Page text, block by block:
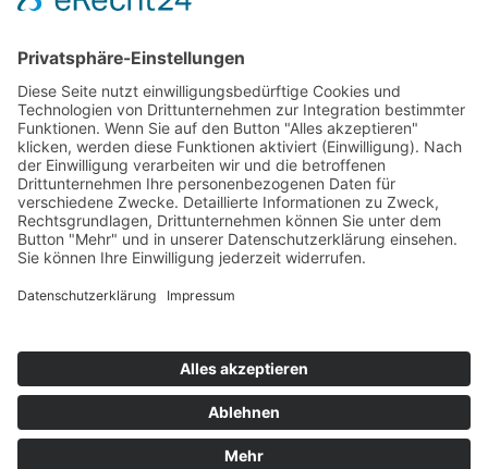
Unverbindlich Kontakt aufnehmen
Rammertstraße 28
72072 Tübingen
Tel.: +49 (0) 7071 85 94 001
Fax: +49 (0) 7071 85 94 002
Email:info@handwerker.zone
teilen
Datenschutzerklärung